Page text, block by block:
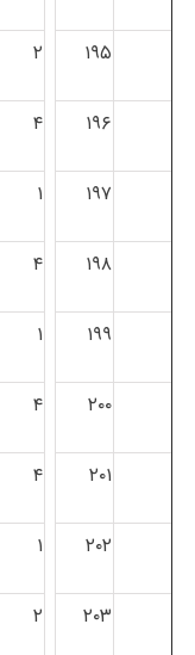
۱۹۵ ۲
۱۹۶ ۴
۱۹۷ ۱
۱۹۸ ۴
۱۹۹ ۱
۲۰۰ ۴
۲۰۱ ۴
۲۰۲ ۱
۲۰۳ ۲